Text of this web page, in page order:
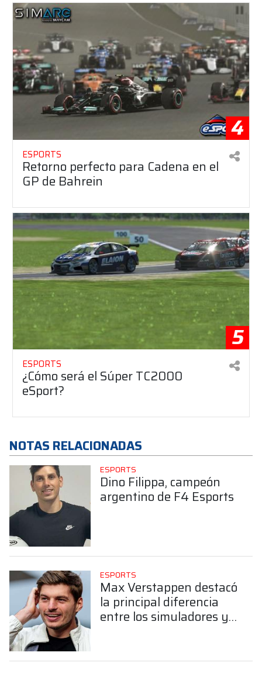
4
ESPORTS
Retorno perfecto para Cadena en el
GP de Bahrein
5
ESPORTS
¿Cómo será el Súper TC2000
eSport?
NOTAS RELACIONADAS
ESPORTS
Dino Filippa, campeón
argentino de F4 Esports
ESPORTS
Max Verstappen destacó
la principal diferencia
entre los simuladores y